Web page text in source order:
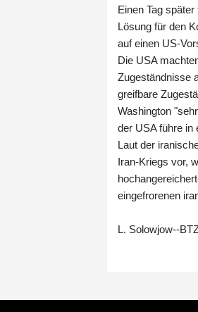
Einen Tag
Lösung für den
auf einen US-
Die USA
Zugeständnisse
greifbare
Washington
der USA führe in
Laut der
Iran-Kriegs vor,
eingefrorenen
L. Solowjow--